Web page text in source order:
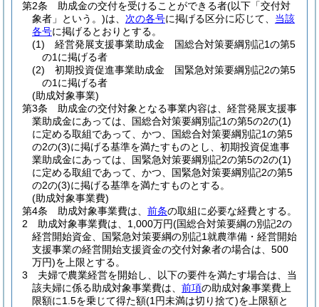
第2条
助成金の交付を受けることができる者(以下「交付対
象者」という。)は、 次の各号に掲げる区分に応じて、 当該
各号に掲げるとおりとする。
(1)
経営発展支援事業助成金 国総合対策要綱別記1の第5
の1に掲げる者
(2)
初期投資促進事業助成金 国緊急対策要綱別記2の第5
の1に掲げる者
(助成対象事業)
第3条
助成金の交付対象となる事業内容は、経営発展支援事
業助成金にあっては、国総合対策要綱別記1の第5の2の(1)
に定める取組であって、かつ、国総合対策要綱別記1の第5
の2の(3)に掲げる基準を満たすものとし、初期投資促進事
業助成金にあっては、国緊急対策要綱別記2の第5の2の(1)
に定める取組であって、かつ、国緊急対策要綱別記2の第5
の2の(3)に掲げる基準を満たすものとする。
(助成対象事業費)
第4条
助成対象事業費は、 前条の取組に必要な経費とする。
2
助成対象事業費は、1,000万円(国総合対策要綱の別記2の
経営開始資金、国緊急対策要綱の別記1就農準備・経営開始
支援事業の経営開始支援資金の交付対象者の場合は、500
万円)を上限とする。
3
夫婦で農業経営を開始し、以下の要件を満たす場合は、当
該夫婦に係る助成対象事業費は、 前項の助成対象事業費上
限額に1.5を乗じて得た額(1円未満は切り捨て)を上限額と